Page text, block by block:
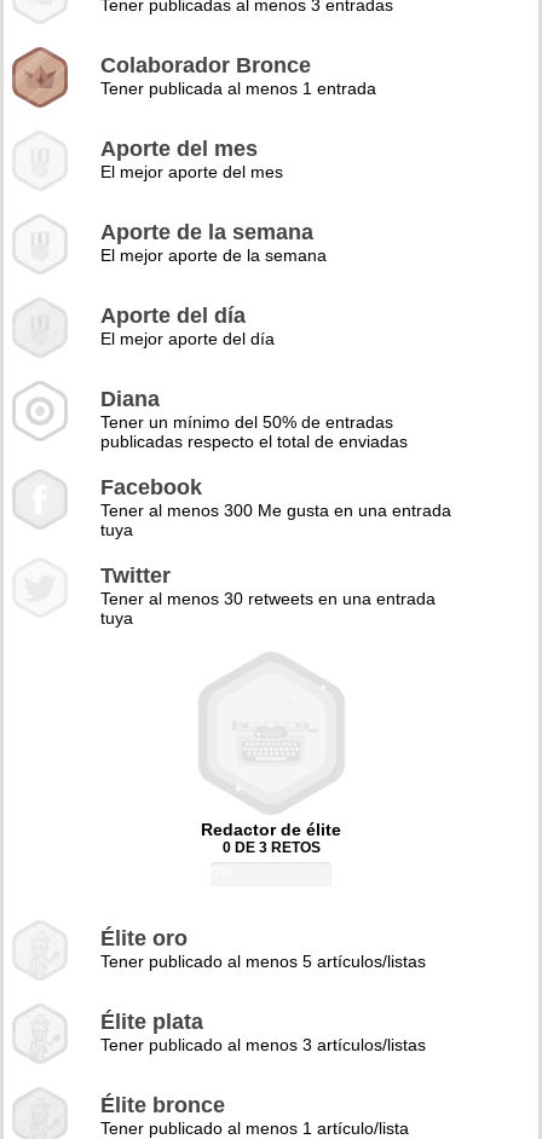
Tener publicadas al menos 3 entradas
Colaborador Bronce
Tener publicada al menos 1 entrada
Aporte del mes
El mejor aporte del mes
Aporte de la semana
El mejor aporte de la semana
Aporte del día
El mejor aporte del día
Diana
Tener un mínimo del 50% de entradas
publicadas respecto el total de enviadas
Facebook
Tener al menos 300 Me gusta en una entrada
tuya
Twitter
Tener al menos 30 retweets en una entrada
tuya
Redactor de élite
0 DE 3 RETOS
Élite oro
Tener publicado al menos 5 artículos/listas
Élite plata
Tener publicado al menos 3 artículos/listas
Élite bronce
Tener publicado al menos 1 artículo/lista